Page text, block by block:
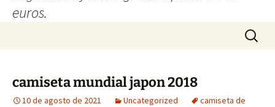
euros.
Buscar:
camiseta mundial japon 2018
10 de agosto de 2021 Uncategorized
camiseta de